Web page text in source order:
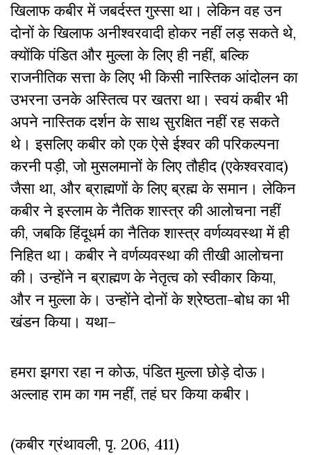
खिलाफ कबीर में जबर्दस्त गुस्सा था। लेकिन वह उन
दोनों के खिलाफ अनीश्वरवादी होकर नहीं लड़ सकते थे,
क्योंकि पंडित और मुल्ला के लिए ही नहीं, बल्कि
राजनीतिक सत्ता के लिए भी किसी नास्तिक आंदोलन का
उभरना उनके अस्तित्व पर खतरा था। स्वयं कबीर भी
अपने नास्तिक दर्शन के साथ सुरक्षित नहीं रह सकते
थे। इसलिए कबीर को एक ऐसे ईश्वर की परिकल्पना
करनी पड़ी, जो मुसलमानों के लिए तौहीद (एकेश्वरवाद)
जैसा था, और ब्राह्मणों के लिए ब्रह्म के समान। लेकिन
कबीर ने इस्लाम के नैतिक शास्त्र की आलोचना नहीं
की, जबकि हिंदूधर्म का नैतिक शास्त्र वर्णव्यवस्था में ही
निहित था। कबीर ने वर्णव्यवस्था की तीखी आलोचना
की। उन्होंने न ब्राह्मण के नेतृत्व को स्वीकार किया,
और न मुल्ला के। उन्होंने दोनों के श्रेष्ठता-बोध का भी
खंडन किया। यथा–
हमरा झगरा रहा न कोऊ, पंडित मुल्ला छोड़े दोऊ।
अल्लाह राम का गम नहीं, तहं घर किया कबीर।
(कबीर ग्रंथावली, पृ. 206, 411)